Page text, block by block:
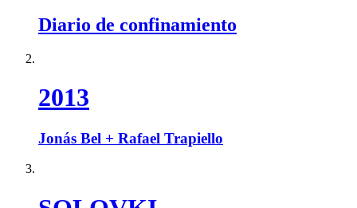
Diario de confinamiento
2013
Jonás Bel + Rafael Trapiello